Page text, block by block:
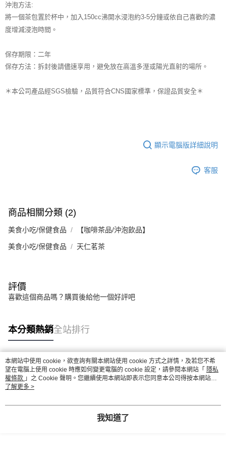
沖泡方法:
將一個茶包置於杯中，加入150cc沸開水浸泡約3-5分鐘或依自己喜歡的濃
度增減浸泡時間。
保存期限：二年
保存方法：拆封後請儘速享用，避免放在高溫多溼或陽光直射的場所。
＊本公司產品經SGS檢驗，品質符合CNS國家標準，保證品質安全＊
顯示電腦版詳細說明
客服
商品相關分類 (2)
美食小吃/保健食品 【咖啡茶品/沖泡飲品】
美食小吃/保健食品 天仁茗茶
評價
喜歡這個商品嗎？購買後給他一個好評吧
本分類熱銷全站排行
熱門標籤
本網站中使用 cookie，欲查詢有關本網站使用 cookie 方式之詳情，及若您不希
望在電腦上使用 cookie 時應如何變更電腦的 cookie 設定，請參閱本網站「 隱私
權條款 」之 Cookie 聲明。您繼續使用本網站即表示您同意本公司得按本網站使
用條款之 Cookie 聲明使用 cookie。
了解更多 >
我知道了